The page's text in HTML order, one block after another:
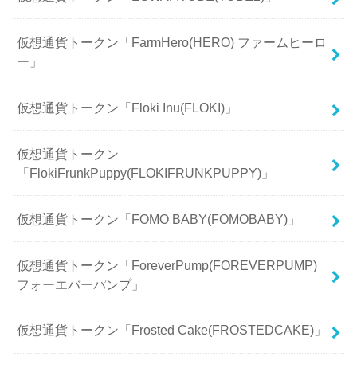
仮想通貨トークン「FarmHero(HERO) ファームヒーロ
ー」
仮想通貨トークン「Floki Inu(FLOKI)」
仮想通貨トークン
「FlokiFrunkPuppy(FLOKIFRUNKPUPPY)」
仮想通貨トークン「FOMO BABY(FOMOBABY)」
仮想通貨トークン「ForeverPump(FOREVERPUMP)
フォーエバーパンプ」
仮想通貨トークン「Frosted Cake(FROSTEDCAKE)」